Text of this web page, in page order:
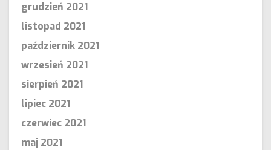
grudzień 2021
listopad 2021
październik 2021
wrzesień 2021
sierpień 2021
lipiec 2021
czerwiec 2021
maj 2021